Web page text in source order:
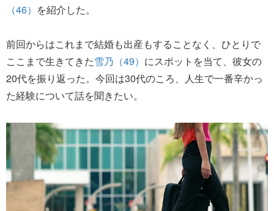
（46） を紹介した。
前回からはこれまで結婚も出産もすることなく、ひとりで
ここまで生きてきた雪乃（49） にスポットを当て、彼女の
20代を振り返った。今回は30代のころ、人生で一番辛かっ
た経験について話を聞きたい。